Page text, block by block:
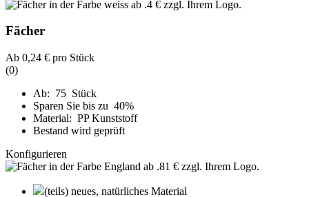
Fächer
Ab 0,24 € pro Stück
(0)
Ab: 75 Stück
Sparen Sie bis zu 40%
Material: PP Kunststoff
Bestand wird geprüft
Konfigurieren
(teils) neues, natürliches Material